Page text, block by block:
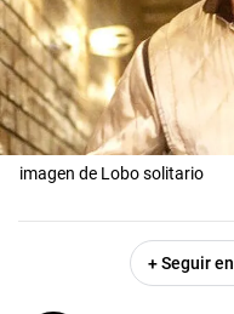
imagen de Lobo solitario
+ Seguir en